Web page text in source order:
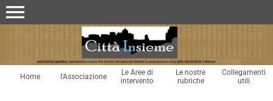
menu
Home l'Associazione
Le Aree di
intervento
Le nostre
rubriche
Collegamenti
utili